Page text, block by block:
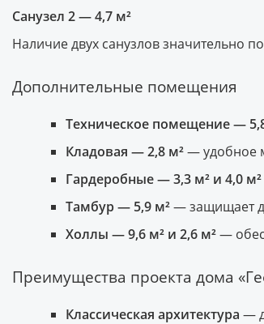
Санузел 2 — 4,7 м²
Наличие двух санузлов значительно
Дополнительные помещения
Техническое помещение —
Кладовая — 2,8 м²— удобное
Гардеробные — 3,3 м² и 4,0 м²
Тамбур — 5,9 м²— защищает
Холлы — 9,6 м² и 2,6 м²—
Преимущества проекта дома
Классическая архитектура —